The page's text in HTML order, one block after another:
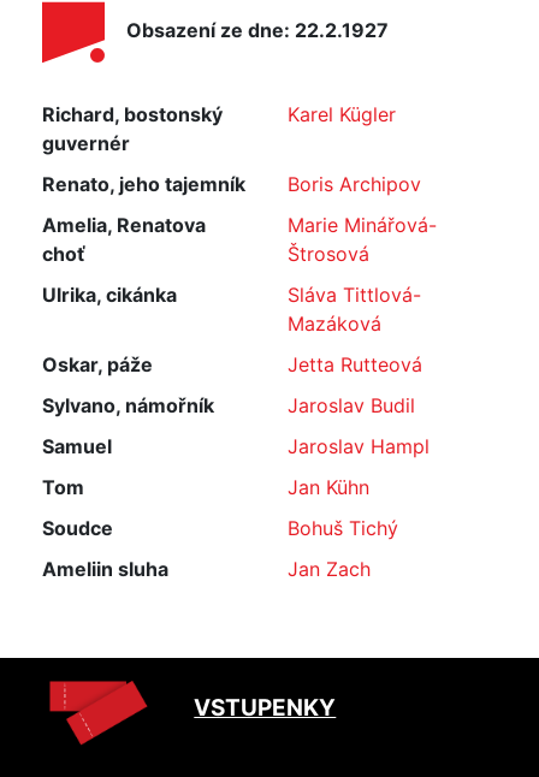
Obsazení ze dne: 22.2.1927
Richard, bostonský
guvernér
Karel Kügler
Renato, jeho tajemník
Boris Archipov
Amelia, Renatova
choť
Marie Minářová-
Štrosová
Ulrika, cikánka
Sláva Tittlová-
Mazáková
Oskar, páže
Jetta Rutteová
Sylvano, námořník
Jaroslav Budil
Samuel
Jaroslav Hampl
Tom
Jan Kühn
Soudce
Bohuš Tichý
Ameliin sluha
Jan Zach
VSTUPENKY